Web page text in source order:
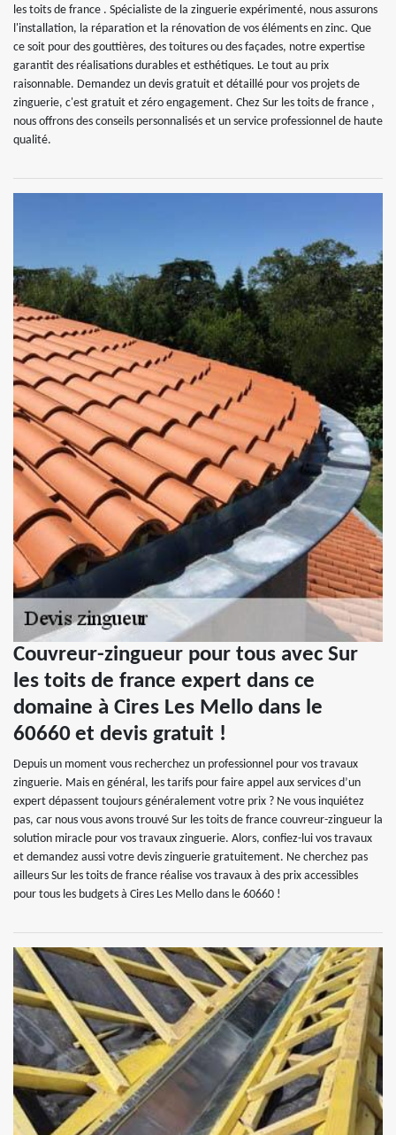
les toits de france . Spécialiste de la zinguerie expérimenté, nous assurons
l'installation, la réparation et la rénovation de vos éléments en zinc. Que
ce soit pour des gouttières, des toitures ou des façades, notre expertise
garantit des réalisations durables et esthétiques. Le tout au prix
raisonnable. Demandez un devis gratuit et détaillé pour vos projets de
zinguerie, c'est gratuit et zéro engagement. Chez Sur les toits de france ,
nous offrons des conseils personnalisés et un service professionnel de haute
qualité.
Couvreur-zingueur pour tous avec Sur
les toits de france expert dans ce
domaine à Cires Les Mello dans le
60660 et devis gratuit !
Depuis un moment vous recherchez un professionnel pour vos travaux
zinguerie. Mais en général, les tarifs pour faire appel aux services d’un
expert dépassent toujours généralement votre prix ? Ne vous inquiétez
pas, car nous vous avons trouvé Sur les toits de france couvreur-zingueur la
solution miracle pour vos travaux zinguerie. Alors, confiez-lui vos travaux
et demandez aussi votre devis zinguerie gratuitement. Ne cherchez pas
ailleurs Sur les toits de france réalise vos travaux à des prix accessibles
pour tous les budgets à Cires Les Mello dans le 60660 !